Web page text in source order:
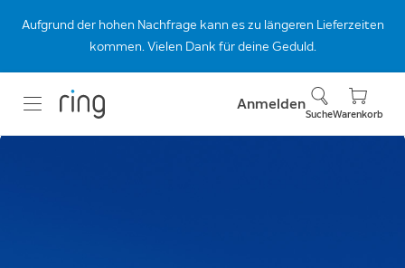
Aufgrund der hohen Nachfrage kann es zu längeren Lieferzeiten
kommen. Vielen Dank für deine Geduld.
Anmelden
SucheWarenkorb